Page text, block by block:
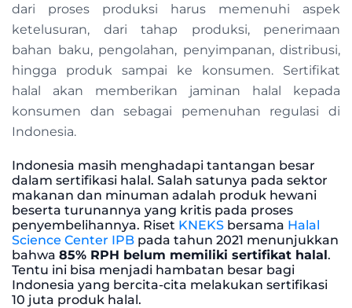
dari proses produksi harus memenuhi aspek
ketelusuran, dari tahap produksi, penerimaan
bahan baku, pengolahan, penyimpanan, distribusi,
hingga produk sampai ke konsumen. Sertifikat
halal akan memberikan jaminan halal kepada
konsumen dan sebagai pemenuhan regulasi di
Indonesia.
Indonesia masih menghadapi tantangan besar
dalam sertifikasi halal. Salah satunya pada sektor
makanan dan minuman adalah produk hewani
beserta turunannya yang kritis pada proses
penyembelihannya. Riset KNEKS bersama Halal
Science Center IPB pada tahun 2021 menunjukkan
bahwa 85% RPH belum memiliki sertifikat halal.
Tentu ini bisa menjadi hambatan besar bagi
Indonesia yang bercita-cita melakukan sertifikasi
10 juta produk halal.